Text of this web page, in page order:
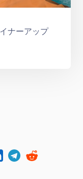
ナーアップ